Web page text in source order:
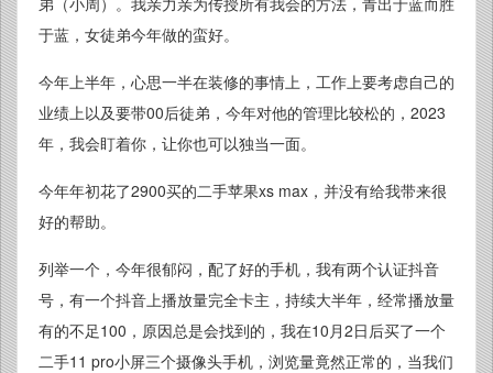
于蓝，女徒弟今年做的蛮好。
今年上半年，心思一半在装修的事情上，工作上要考虑自己的
业绩上以及要带00后徒弟，今年对他的管理比较松的，2023
年，我会盯着你，让你也可以独当一面。
今年年初花了2900买的二手苹果xs max，并没有给我带来很
好的帮助。
列举一个，今年很郁闷，配了好的手机，我有两个认证抖音
号，有一个抖音上播放量完全卡主，持续大半年，经常播放量
有的不足100，原因总是会找到的，我在10月2日后买了一个
二手11 pro小屏三个摄像头手机，浏览量竟然正常的，当我们